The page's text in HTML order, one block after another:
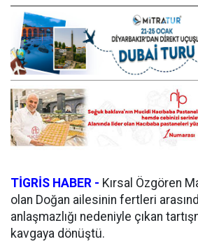
TİGRİS HABER - Kırsal Özgören
olan Doğan ailesinin fertleri
anlaşmazlığı nedeniyle çıkan
kavgaya dönüştü.